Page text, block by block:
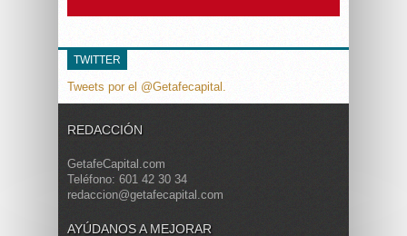
TWITTER
Tweets por el @Getafecapital.
REDACCIÓN
GetafeCapital.com
Teléfono: 601 42 30 34
redaccion@getafecapital.com
AYÚDANOS A MEJORAR